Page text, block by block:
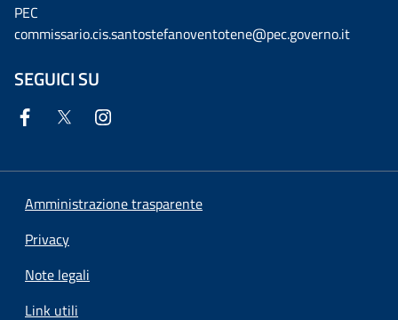
PEC
commissario.cis.santostefanoventotene@pec.governo.it
SEGUICI SU
Amministrazione trasparente
Privacy
Note legali
Link utili